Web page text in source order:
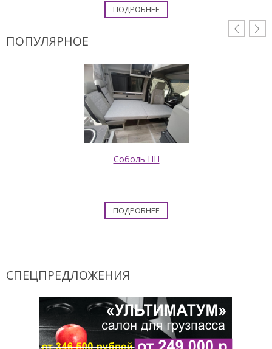
ПОДРОБНЕЕ
 
ПОПУЛЯРНОЕ
Соболь НН
ПОДРОБНЕЕ
СПЕЦПРЕДЛОЖЕНИЯ